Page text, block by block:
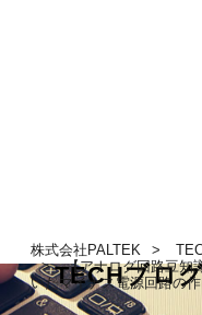
株式会社PALTEK
【アナログ回路豆知
いたマイナス電源回路の
TECHブロ